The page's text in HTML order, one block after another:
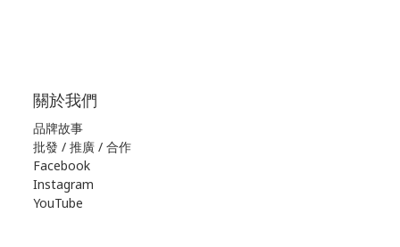
關於我們
品牌故事
批發 / 推廣 / 合作
Facebook
Instagram
YouTube